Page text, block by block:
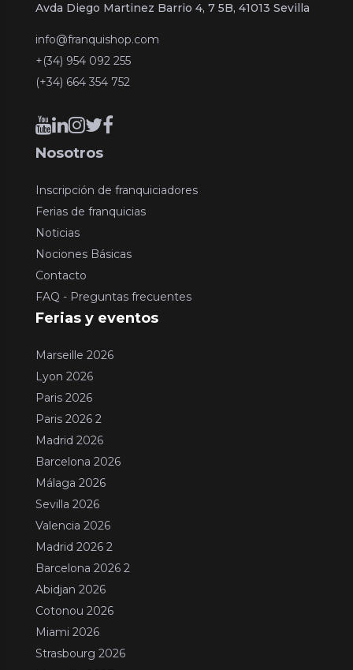
Avda Diego Martinez Barrio 4, 7 5B, 41013 Sevilla
info@franquishop.com
+(34) 954 092 255
(+34) 664 354 752
Nosotros
Inscripción de franquiciadores
Ferias de franquicias
Noticias
Nociones Básicas
Contacto
FAQ - Preguntas frecuentes
Ferias y eventos
Marseille 2026
Lyon 2026
Paris 2026
Paris 2026 2
Madrid 2026
Barcelona 2026
Málaga 2026
Sevilla 2026
Valencia 2026
Madrid 2026 2
Barcelona 2026 2
Abidjan 2026
Cotonou 2026
Miami 2026
Strasbourg 2026